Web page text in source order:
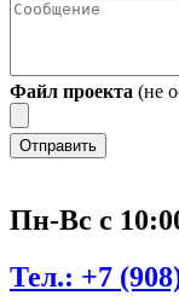
Файл проекта (не
Отправить
Пн-Вс с
Тел.: +7